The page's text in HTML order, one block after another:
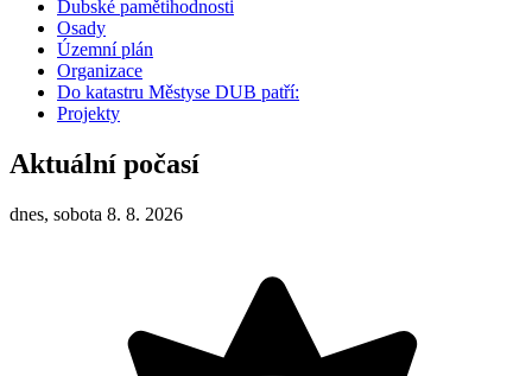
Dubské pamětihodnosti
Osady
Územní plán
Organizace
Do katastru Městyse DUB patří:
Projekty
Aktuální počasí
dnes, sobota 8. 8. 2026